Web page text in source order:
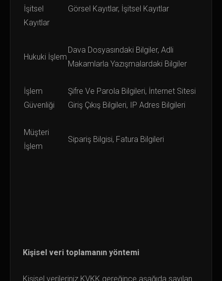
İşitsel
Kayıtlar
Görsel Kayıtlar, İşitsel Kayıtlar
Hukuki İşlem
Dava Dosyasındaki Bilgiler, Adli
Makamlarla Yazışmalardaki Bilgiler
İşlem
Güvenliği
Şifre Ve Parola Bilgileri, İnternet Sitesi
Giriş Çıkış Bilgileri, IP Adres Bilgileri
Müşteri
İşlem
Sipariş Bilgisi, Fatura Bilgileri
Kişisel veri toplamanın yöntemi
Kişisel verileriniz KVKK gereğince aşağıda sayılan